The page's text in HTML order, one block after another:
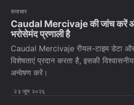
समाचार
Caudal Mercivaje की जांच करें
भरोसेमंद प्रणाली है
Caudal Mercivaje रीयल-टाइम डेटा और
विशेषताएं प्रदान करता है, इसकी
अन्वेषण करें।
२३ जून २०२६